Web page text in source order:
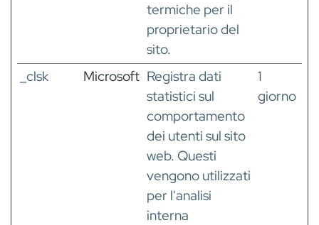
termiche per il
proprietario del
sito.
_clsk Microsoft Registra dati
statistici sul
comportamento
dei utenti sul sito
web. Questi
vengono utilizzati
per l'analisi
interna
1
giorno